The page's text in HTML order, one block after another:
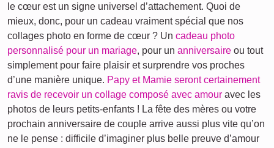
le cœur est un signe universel d’attachement. Quoi de
mieux, donc, pour un cadeau vraiment spécial que nos
collages photo en forme de cœur ? Un cadeau photo
personnalisé pour un mariage, pour un anniversaire ou tout
simplement pour faire plaisir et surprendre vos proches
d’une manière unique. Papy et Mamie seront certainement
ravis de recevoir un collage composé avec amour avec les
photos de leurs petits-enfants ! La fête des mères ou votre
prochain anniversaire de couple arrive aussi plus vite qu’on
ne le pense : difficile d’imaginer plus belle preuve d’amour